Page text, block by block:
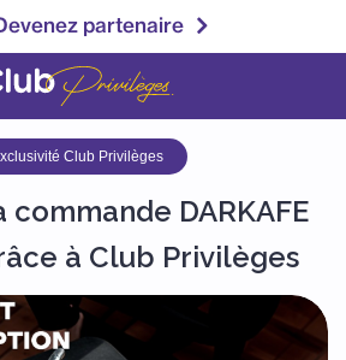
partenaire
Club Privilèges
DARKAFE
à Club Privilèges